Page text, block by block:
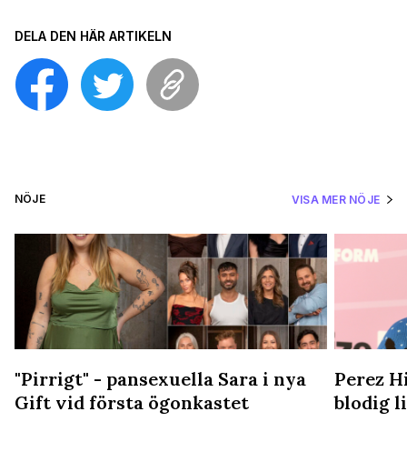
DELA DEN HÄR ARTIKELN
NÖJE VISA MER NÖJE
"Pirrigt" - pansexuella Sara i nya
Gift vid första ögonkastet
Perez
blodig